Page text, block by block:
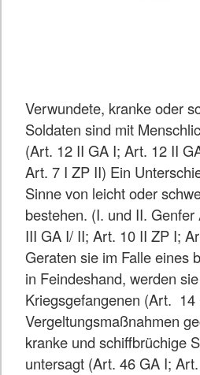
Verwundete, kranke oder
Soldaten sind mit
(Art. 12 II GA I; Art. 12 II
Art. 7 I ZP II) Ein
Sinne von leicht oder
bestehen. (I. und II.
III GA I/ II; Art. 10 II ZP I;
Geraten sie im Falle eines
in Feindeshand, werden
Kriegsgefangenen (Art.
Vergeltungsmaßnahmen
kranke und schiffbrüchige
untersagt (Art. 46 GA I;